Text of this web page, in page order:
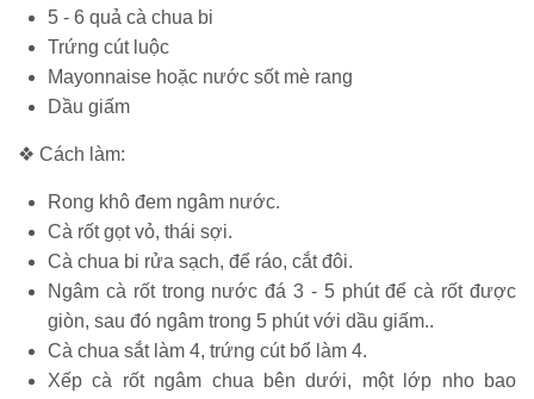
5 - 6 quả cà chua bi
Trứng cút luộc
Mayonnaise hoặc nước sốt mè rang
Dầu giấm
❖ Cách làm:
Rong khô đem ngâm nước.
Cà rốt gọt vỏ, thái sợi.
Cà chua bi rửa sạch, để ráo, cắt đôi.
Ngâm cà rốt trong nước đá 3 - 5 phút để cà rốt được
giòn, sau đó ngâm trong 5 phút với dầu giấm..
Cà chua sắt làm 4, trứng cút bổ làm 4.
Xếp cà rốt ngâm chua bên dưới, một lớp nho bao